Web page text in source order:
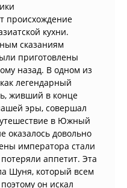
происхождение
кухни.
сказаниям
приготовлены
назад. В одном из
легендарный
живший в конце
эры, совершал
в Южный
оказалось довольно
императора стали
аппетит. Эта
Шуня, который всем
он искал